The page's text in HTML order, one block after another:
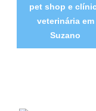
pet shop e
veterinária em
Suzano